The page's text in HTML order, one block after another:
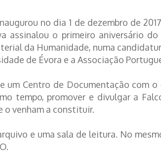
no dia 1 de dezembro de
assinalou o primeiro aniversário
da Humanidade, numa
de Évora e a Associação
um Centro de Documentação com
tempo, promover e divulgar a
o venham a constituir.
e uma sala de leitura. No